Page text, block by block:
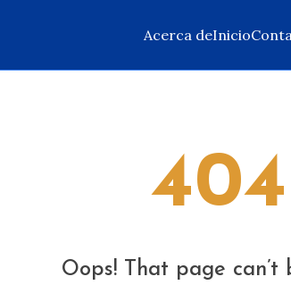
Acerca deInicio
404
Oops! That page can’t